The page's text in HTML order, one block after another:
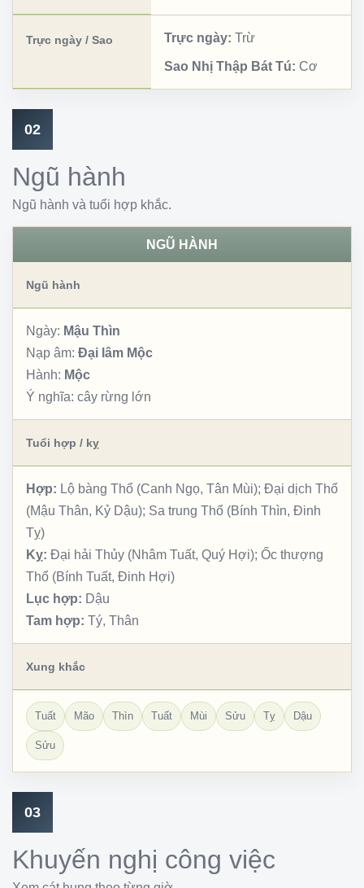
Trực ngày / Sao Trực ngày: Trừ
Sao Nhị Thập Bát Tú: Cơ
02
Ngũ hành
Ngũ hành và tuổi hợp khắc.
NGŨ HÀNH
Ngũ hành
Ngày: Mậu Thìn
Nạp âm: Đại lâm Mộc
Hành: Mộc
Ý nghĩa: cây rừng lớn
Tuổi hợp / kỵ
Hợp: Lộ bàng Thổ (Canh Ngọ, Tân Mùi); Đại dịch Thổ
(Mậu Thân, Kỷ Dậu); Sa trung Thổ (Bính Thìn, Đinh
Tỵ)
Kỵ: Đại hải Thủy (Nhâm Tuất, Quý Hợi); Ốc thượng
Thổ (Bính Tuất, Đinh Hợi)
Lục hợp: Dậu
Tam hợp: Tý, Thân
Xung khắc
Tuất Mão Thìn Tuất Mùi Sửu Tỵ Dậu
Sửu
03
Khuyến nghị công việc